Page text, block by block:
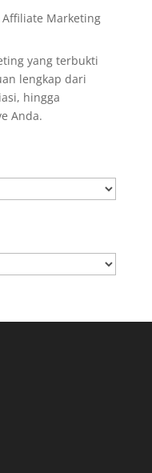
Affiliate Marketing
yang terbukti
lengkap dari
hingga
Anda.